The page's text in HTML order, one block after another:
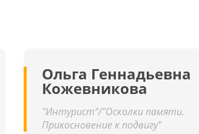
Ольга Геннадьевна
Кожевникова
"Интурист"/"Осколки памяти.
Прикосновение к подвигу"